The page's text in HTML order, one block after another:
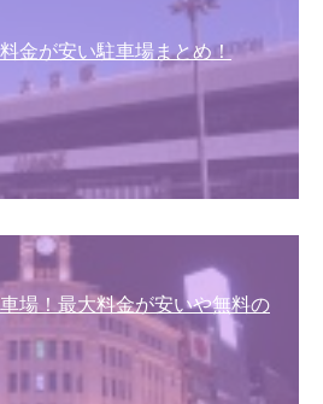
金が安い駐車場まとめ！
場！最大料金が安いや無料の